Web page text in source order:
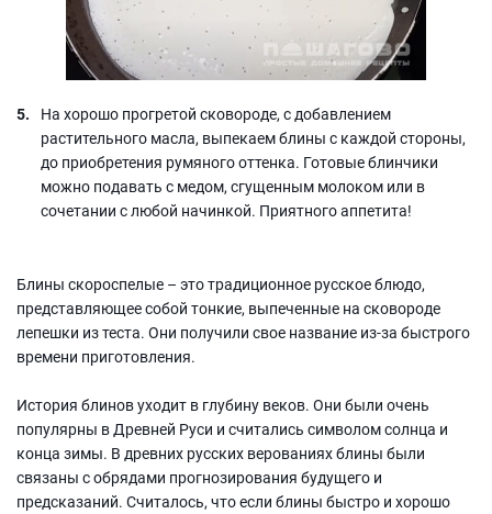
На хорошо прогретой сковороде, с добавлением
растительного масла, выпекаем блины с каждой стороны,
до приобретения румяного оттенка. Готовые блинчики
можно подавать с медом, сгущенным молоком или в
сочетании с любой начинкой. Приятного аппетита!
Блины скороспелые – это традиционное русское блюдо,
представляющее собой тонкие, выпеченные на сковороде
лепешки из теста. Они получили свое название из-за быстрого
времени приготовления.
История блинов уходит в глубину веков. Они были очень
популярны в Древней Руси и считались символом солнца и
конца зимы. В древних русских верованиях блины были
связаны с обрядами прогнозирования будущего и
предсказаний. Считалось, что если блины быстро и хорошо